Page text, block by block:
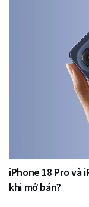
iPhone 18 Pro và
khi mở bán?